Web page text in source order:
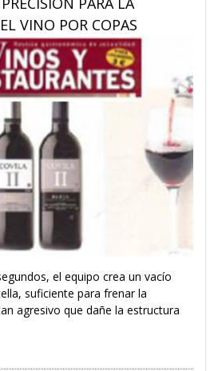
VINO POR COPAS
el equipo crea un vacío
suficiente para frenar la
agresivo que dañe la estructura